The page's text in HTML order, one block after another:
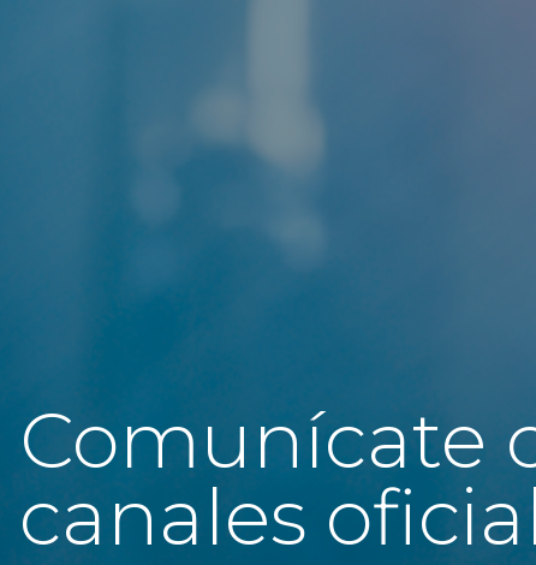
Comunícate
canales